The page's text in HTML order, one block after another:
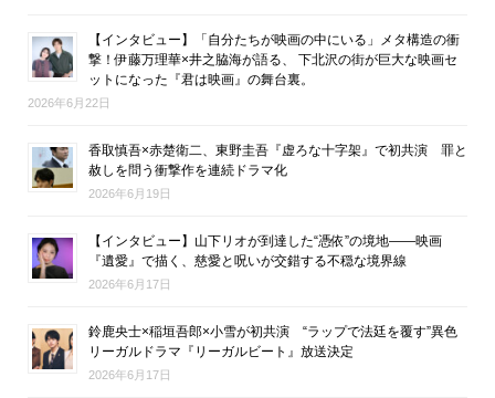
【インタビュー】「自分たちが映画の中にいる」メタ構造の衝
撃！伊藤万理華×井之脇海が語る、 下北沢の街が巨大な映画セ
ットになった『君は映画』の舞台裏。
2026年6月22日
香取慎吾×赤楚衛二、東野圭吾『虚ろな十字架』で初共演 罪と
赦しを問う衝撃作を連続ドラマ化
2026年6月19日
【インタビュー】山下リオが到達した“憑依”の境地――映画
『遺愛』で描く、慈愛と呪いが交錯する不穏な境界線
2026年6月17日
鈴鹿央士×稲垣吾郎×小雪が初共演 “ラップで法廷を覆す”異色
リーガルドラマ『リーガルビート』放送決定
2026年6月17日